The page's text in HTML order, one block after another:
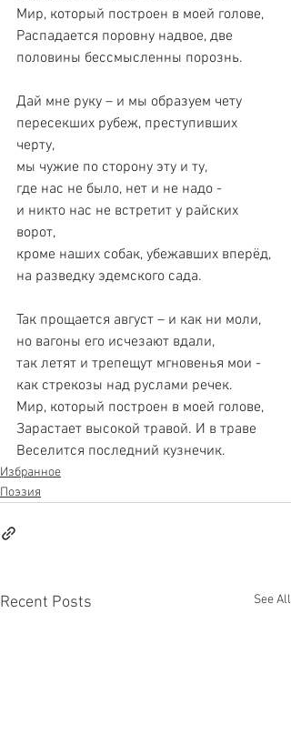
Мир, который построен в моей голове,
Распадается поровну надвое, две
половины бессмысленны порознь.
Дай мне руку – и мы образуем чету
пересекших рубеж, преступивших
черту,
мы чужие по сторону эту и ту,
где нас не было, нет и не надо -
и никто нас не встретит у райских
ворот,
кроме наших собак, убежавших вперёд,
на разведку эдемского сада.
Так прощается август – и как ни моли,
но вагоны его исчезают вдали,
так летят и трепещут мгновенья мои -
как стрекозы над руслами речек.
Мир, который построен в моей голове,
Зарастает высокой травой. И в траве
Веселится последний кузнечик.
Избранное
Поэзия
Recent Posts See All